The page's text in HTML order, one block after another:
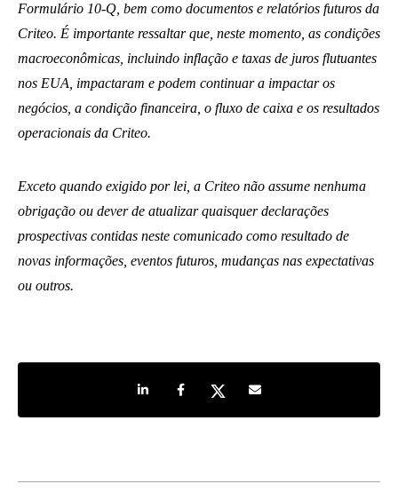
Formulário 10-Q, bem como documentos e relatórios futuros da
Criteo. É importante ressaltar que, neste momento, as condições
macroeconômicas, incluindo inflação e taxas de juros flutuantes
nos EUA, impactaram e podem continuar a impactar os
negócios, a condição financeira, o fluxo de caixa e os resultados
operacionais da Criteo.
Exceto quando exigido por lei, a Criteo não assume nenhuma
obrigação ou dever de atualizar quaisquer declarações
prospectivas contidas neste comunicado como resultado de
novas informações, eventos futuros, mudanças nas expectativas
ou outros.
Share on LinkedIn
Share on Facebook
Share on TwitterShare by e-mail